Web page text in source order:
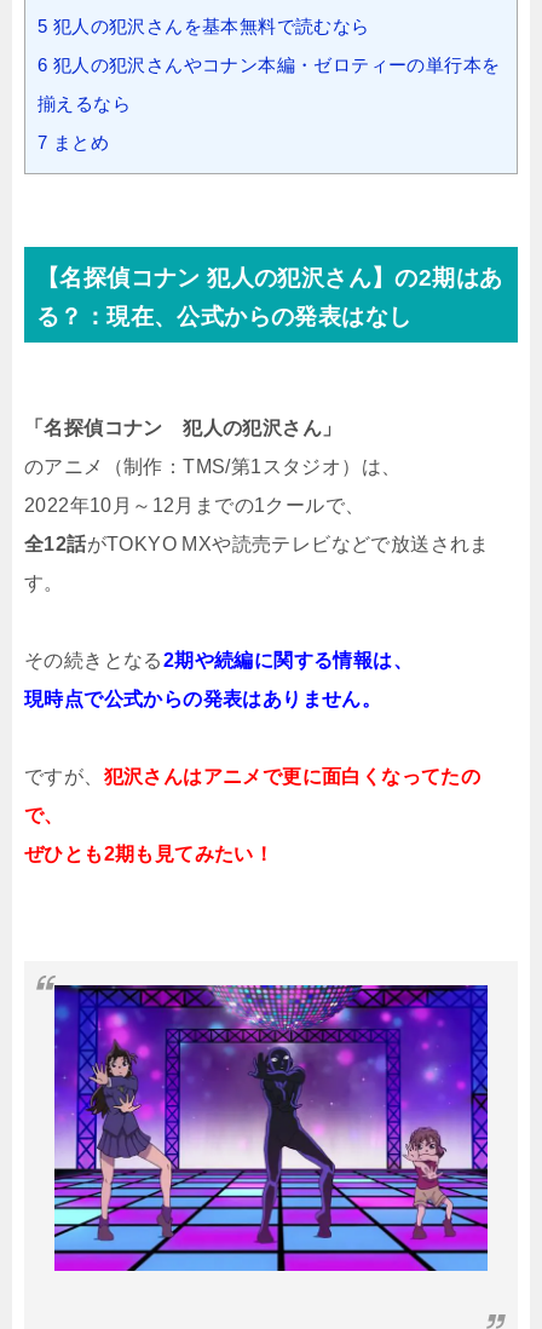
5 犯人の犯沢さんを基本無料で読むなら
6 犯人の犯沢さんやコナン本編・ゼロティーの単行本を
揃えるなら
7 まとめ
【名探偵コナン 犯人の犯沢さん】の2期はあ
る？：現在、公式からの発表はなし
「名探偵コナン 犯人の犯沢さん」
のアニメ（制作：TMS/第1スタジオ）は、
2022年10月～12月までの1クールで、
全12話がTOKYO MXや読売テレビなどで放送されま
す。
その続きとなる2期や続編に関する情報は、
現時点で公式からの発表はありません。
ですが、 犯沢さんはアニメで更に面白くなってたの
で、
ぜひとも2期も見てみたい！